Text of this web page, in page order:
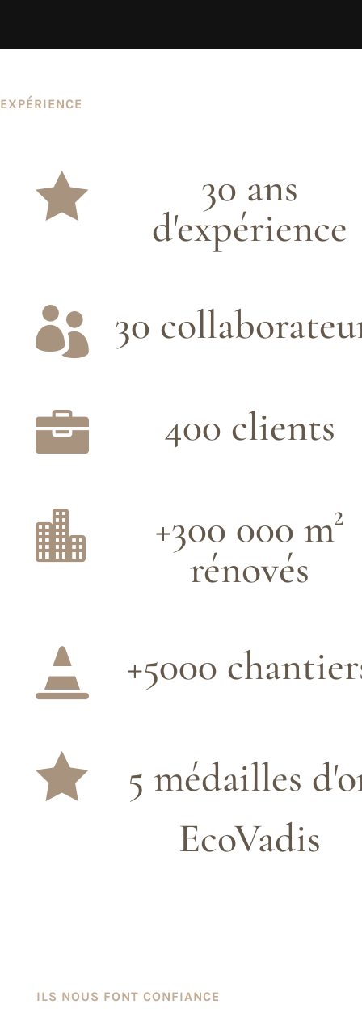
EXPÉRIENCE

30 ans
d'expérience
 30
 400 clients

+300 000 m²
rénovés
 +5000

5 médailles
EcoVadis
ILS NOUS FONT CONFIANCE